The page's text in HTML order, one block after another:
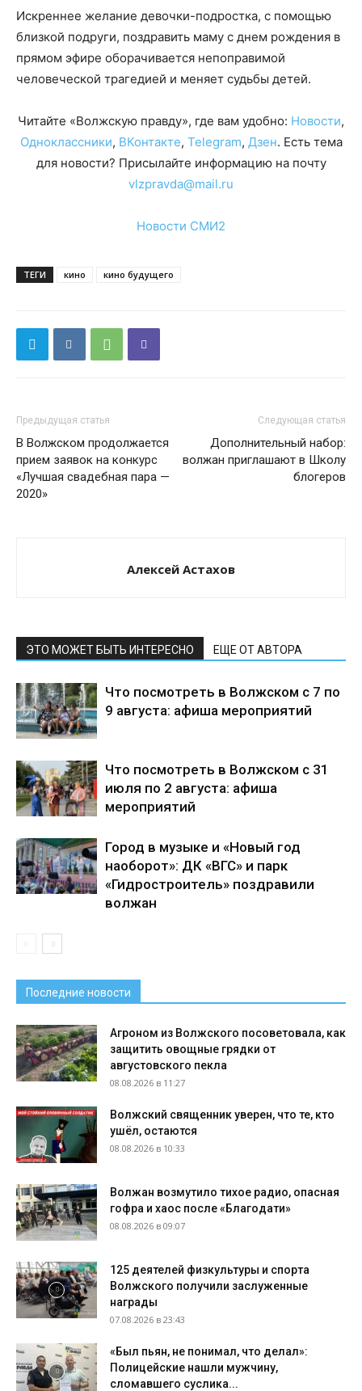
Искреннее желание девочки-подростка, с помощью
близкой подруги, поздравить маму с днем рождения в
прямом эфире оборачивается непоправимой
человеческой трагедией и меняет судьбы детей.
Читайте «Волжскую правду», где вам удобно: Новости,
Одноклассники, ВКонтакте, Telegram, Дзен. Есть тема
для новости? Присылайте информацию на почту
vlzpravda@mail.ru
Новости СМИ2
ТЕГИ кино кино будущего
Предыдущая статья
В Волжском продолжается
прием заявок на конкурс
«Лучшая свадебная пара —
2020»
Следующая статья
Дополнительный набор:
волжан приглашают в Школу
блогеров
Алексей Астахов
ЭТО МОЖЕТ БЫТЬ ИНТЕРЕСНО ЕЩЕ ОТ АВТОРА
Что посмотреть в Волжском с 7 по
9 августа: афиша мероприятий
Что посмотреть в Волжском с 31
июля по 2 августа: афиша
мероприятий
Город в музыке и «Новый год
наоборот»: ДК «ВГС» и парк
«Гидростроитель» поздравили
волжан
Последние новости
Агроном из Волжского посоветовала, как
защитить овощные грядки от
августовского пекла
08.08.2026 в 11:27
Волжский священник уверен, что те, кто
ушёл, остаются
08.08.2026 в 10:33
Волжан возмутило тихое радио, опасная
гофра и хаос после «Благодати»
08.08.2026 в 09:07
125 деятелей физкультуры и спорта
Волжского получили заслуженные
награды
07.08.2026 в 23:43
«Был пьян, не понимал, что делал»:
Полицейские нашли мужчину,
сломавшего суслика...